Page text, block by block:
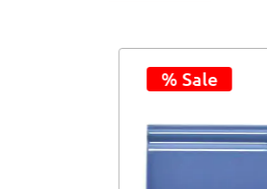
% Sale